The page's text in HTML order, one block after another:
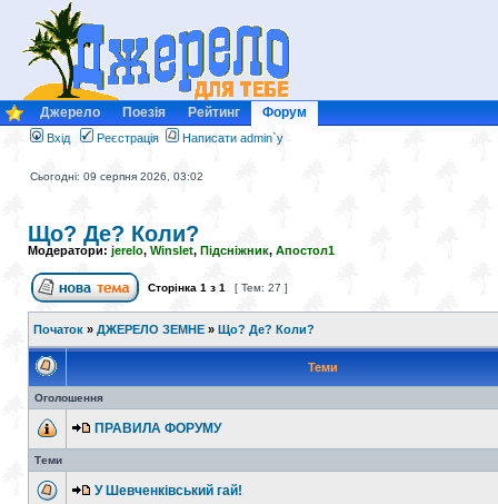
Джерело Поезія Рейтинг Форум
Вхід Реєстрація Написати admin`у
Сьогодні: 09 серпня 2026, 03:02
Що? Де? Коли?
Модератори: jerelo, Winslet, Підсніжник, Апостол1
Сторінка 1 з 1 [ Тем: 27 ]
Початок » ДЖЕРЕЛО ЗЕМНЕ » Що? Де? Коли?
Теми
Оголошення
ПРАВИЛА ФОРУМУ
Теми
У Шевченківський гай!